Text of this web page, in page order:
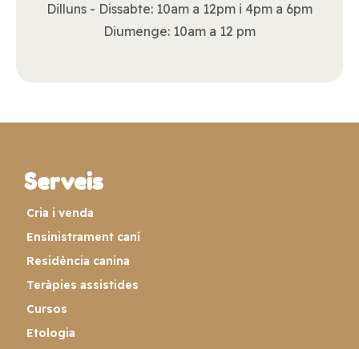
Dilluns - Dissabte: 10am a 12pm i 4pm a 6pm
Diumenge: 10am a 12 pm
Serveis
Cria i venda
Ensinistrament caní
Residència canina
Teràpies assistides
Cursos
Etologia